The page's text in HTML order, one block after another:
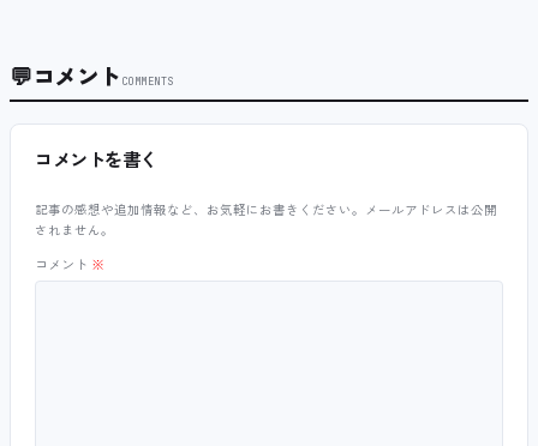
💬コメント COMMENTS
コメントを書く
記事の感想や追加情報など、お気軽にお書きください。メールアドレスは公開
されません。
コメント ※